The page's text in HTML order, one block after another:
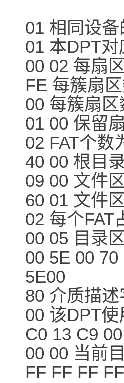
01 相同设
01 本DPT
00 02 每扇
FE 每簇扇
00 每簇扇
01 00 保留
02 FAT个数
40 00 根目
09 00 文件
60 01 文件
02 每个FAT
00 05 目录
00 5E 00
5E00
80 介质描
00 该DPT
C0 13 C9
00 00 当前
FF FF FF